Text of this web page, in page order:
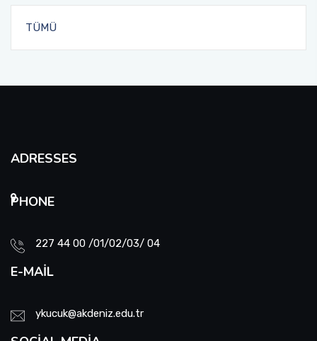
TÜMÜ
ADRESSES
PHONE
227 44 00 /01/02/03/ 04
E-MAIL
ykucuk@akdeniz.edu.tr